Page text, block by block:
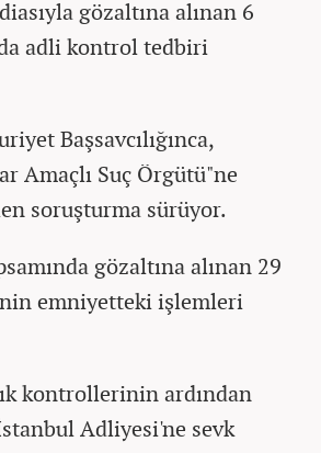
gözaltına alınan 6
adli kontrol tedbiri
Başsavcılığınca,
Amaçlı Suç Örgütü"ne
soruşturma sürüyor.
gözaltına alınan 29
emniyetteki işlemleri
kontrollerinin ardından
Adliyesi'ne sevk